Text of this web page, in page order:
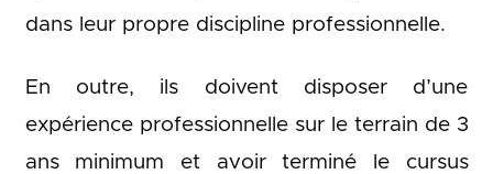
dans leur propre discipline professionnelle.
En outre, ils doivent disposer d’une
expérience professionnelle sur le terrain de 3
ans minimum et avoir terminé le cursus